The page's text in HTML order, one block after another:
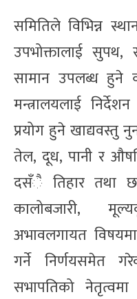
समितिले विभिन्न
उपभोक्तालाई सुपथ,
सामान उपलब्ध हुने
मन्त्रालयलाई
प्रयोग हुने खाद्यवस्तु
तेल, दूध, पानी र
दसँै तिहार तथा
कालोबजारी,
अभावलगायत
गर्ने निर्णयसमेत
सभापतिको